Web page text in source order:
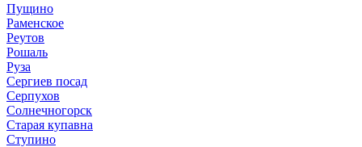
Пущино
Раменское
Реутов
Рошаль
Руза
Сергиев посад
Серпухов
Солнечногорск
Старая купавна
Ступино